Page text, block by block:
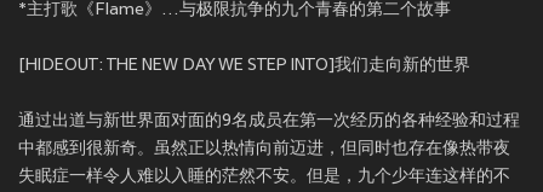
*主打歌《Flame》…与极限抗争的九个青春的第二个故事
[HIDEOUT: THE NEW DAY WE STEP INTO]我们走向新的世界
通过出道与新世界面对面的9名成员在第一次经历的各种经验和过程
中都感到很新奇。虽然正以热情向前迈进，但同时也存在像热带夜
失眠症一样令人难以入睡的茫然不安。但是，九个少年连这样的不